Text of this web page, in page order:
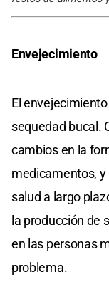
Envejecimiento
El
sequedad bucal.
cambios en la
medicamentos,
salud a largo
la producción de
en las personas
problema.